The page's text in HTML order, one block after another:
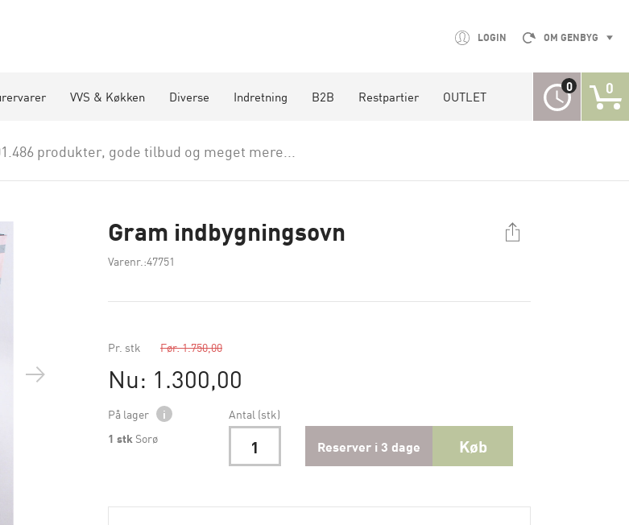
LOGIN OM GENBYG
VVS & Køkken Diverse Indretning B2B Restpartier OUTLET
0 0
produkter, gode tilbud og meget mere...
Gram indbygningsovn
Varenr.:47751
Pr. stk Før: 1.750,00
Nu: 1.300,00
På lager
i
1 stk Sorø
Antal (stk)
Reserver i 3 dage Køb